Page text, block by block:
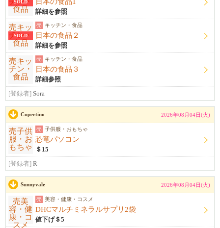
SOLD
詳細を参照
SOLD
売 キッチン・食品
日本の食品２
詳細を参照
売 キッチン・食品
日本の食品３
詳細参照
[登録者] Sora
Cupertino 2026年08月04日(火)
売 子供服・おもちゃ
恐竜パソコン
＄15
[登録者] R
Sunnyvale 2026年08月04日(火)
売 美容・健康・コスメ
DHCマルチミネラルサプリ2袋
値下げ＄5